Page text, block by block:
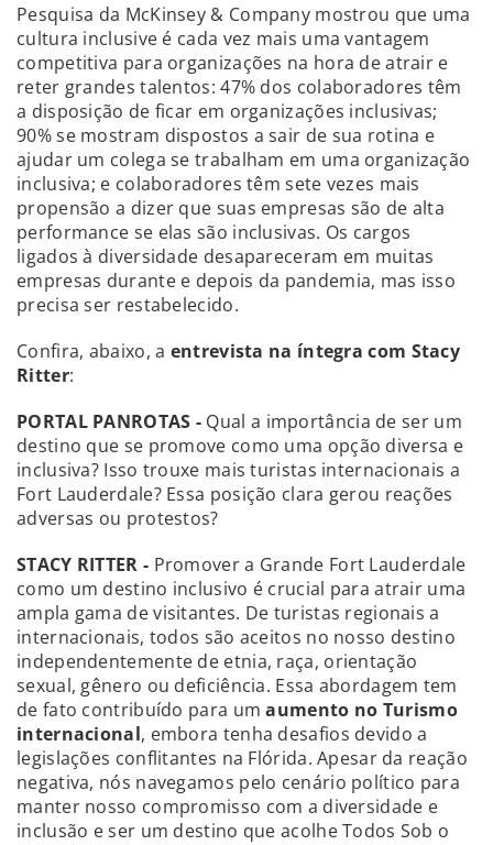
Pesquisa da McKinsey & Company mostrou que uma
cultura inclusive é cada vez mais uma vantagem
competitiva para organizações na hora de atrair e
reter grandes talentos: 47% dos colaboradores têm
a disposição de ficar em organizações inclusivas;
90% se mostram dispostos a sair de sua rotina e
ajudar um colega se trabalham em uma organização
inclusiva; e colaboradores têm sete vezes mais
propensão a dizer que suas empresas são de alta
performance se elas são inclusivas. Os cargos
ligados à diversidade desapareceram em muitas
empresas durante e depois da pandemia, mas isso
precisa ser restabelecido.
Confira, abaixo, a entrevista na íntegra com Stacy
Ritter:
PORTAL PANROTAS - Qual a importância de ser um
destino que se promove como uma opção diversa e
inclusiva? Isso trouxe mais turistas internacionais a
Fort Lauderdale? Essa posição clara gerou reações
adversas ou protestos?
STACY RITTER - Promover a Grande Fort Lauderdale
como um destino inclusivo é crucial para atrair uma
ampla gama de visitantes. De turistas regionais a
internacionais, todos são aceitos no nosso destino
independentemente de etnia, raça, orientação
sexual, gênero ou deficiência. Essa abordagem tem
de fato contribuído para umaumento no Turismo
internacional, embora tenha desafios devido a
legislações conflitantes na Flórida. Apesar da reação
negativa, nós navegamos pelo cenário político para
manter nosso compromisso com a diversidade e
inclusão e ser um destino que acolhe Todos Sob o